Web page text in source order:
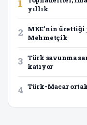
1
yıllık
2
MKE’nin
Mehmetçik
3 Türk savunma
katıyor
4 Türk-Macar